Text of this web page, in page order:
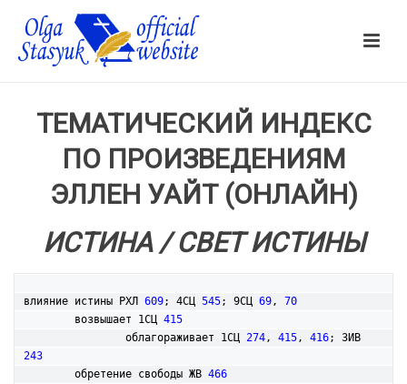
ТЕМАТИЧЕСКИЙ ИНДЕКС
ПО ПРОИЗВЕДЕНИЯМ
ЭЛЛЕН УАЙТ (ОНЛАЙН)
ИСТИНА / СВЕТ ИСТИНЫ
влияние истины РХЛ 609; 4СЦ 545; 9СЦ 69, 70
	возвышает 1СЦ
415
		облагораживает 1СЦ
274, 415, 416
243
	обретение свободы ЖВ
466